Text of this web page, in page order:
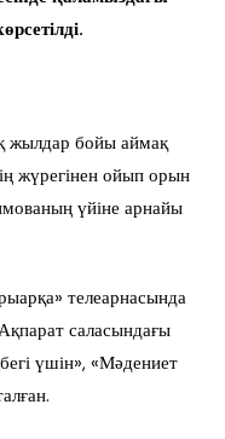
жылдар бойы аймақ
жүрегінен ойып орын
үйіне арнайы
телеарнасында
саласындағы
үшін», «Мәдениет